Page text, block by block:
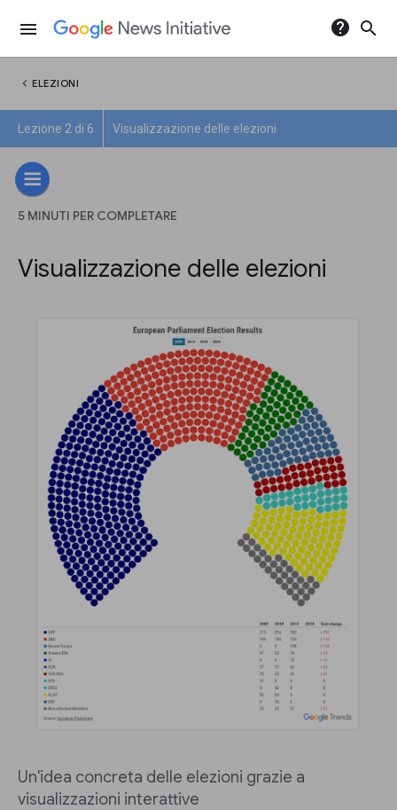
menu help search
chevron_left ELEZIONI
Lezione 2 di 6 Visualizzazione delle elezioni
5 MINUTI PER COMPLETARE
Visualizzazione delle elezioni
Un'idea concreta delle elezioni grazie a
visualizzazioni interattive